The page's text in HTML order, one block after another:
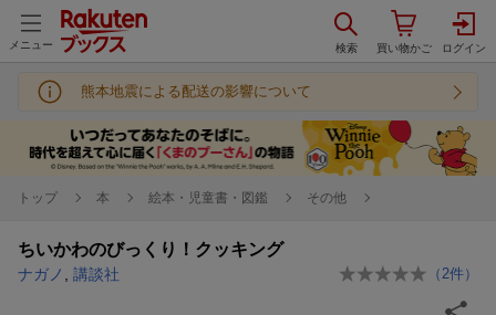
メニュー
熊本地震による配送の影響について
トップ 本 絵本・児童書・図鑑 その他
ちいかわのびっくり！クッキング
ナガノ 講談社 （ 2件）